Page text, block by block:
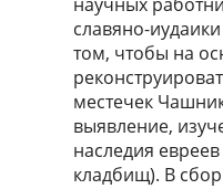
славяно-
том, чтобы на
местечек
выявление,
наследия
кладбищ). В